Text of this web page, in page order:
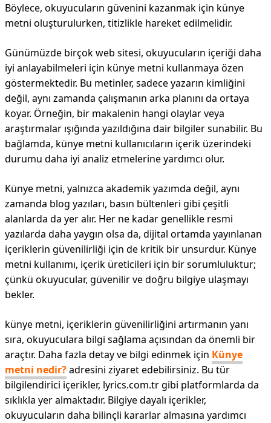
Böylece, okuyucuların güvenini kazanmak için künye
metni oluşturulurken, titizlikle hareket edilmelidir.
Günümüzde birçok web sitesi, okuyucuların içeriği daha
iyi anlayabilmeleri için künye metni kullanmaya özen
göstermektedir. Bu metinler, sadece yazarın kimliğini
değil, aynı zamanda çalışmanın arka planını da ortaya
koyar. Örneğin, bir makalenin hangi olaylar veya
araştırmalar ışığında yazıldığına dair bilgiler sunabilir. Bu
bağlamda, künye metni kullanıcıların içerik üzerindeki
durumu daha iyi analiz etmelerine yardımcı olur.
Künye metni, yalnızca akademik yazımda değil, aynı
zamanda blog yazıları, basın bültenleri gibi çeşitli
alanlarda da yer alır. Her ne kadar genellikle resmi
yazılarda daha yaygın olsa da, dijital ortamda yayınlanan
içeriklerin güvenilirliği için de kritik bir unsurdur. Künye
metni kullanımı, içerik üreticileri için bir sorumluluktur;
çünkü okuyucular, güvenilir ve doğru bilgiye ulaşmayı
bekler.
künye metni, içeriklerin güvenilirliğini artırmanın yanı
sıra, okuyuculara bilgi sağlama açısından da önemli bir
araçtır. Daha fazla detay ve bilgi edinmek için Künye
metni nedir?adresini ziyaret edebilirsiniz. Bu tür
bilgilendirici içerikler, lyrics.com.tr gibi platformlarda da
sıklıkla yer almaktadır. Bilgiye dayalı içerikler,
okuyucuların daha bilinçli kararlar almasına yardımcı